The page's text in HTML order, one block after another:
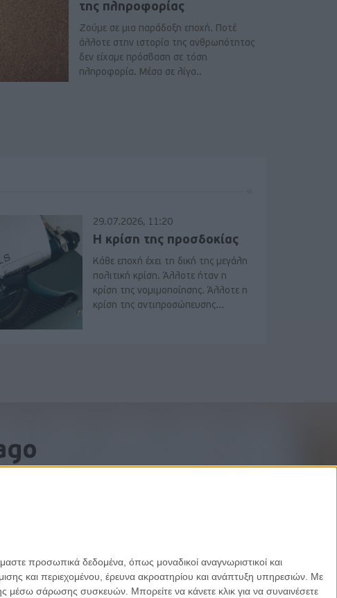
προσωπικά δεδομένα, όπως μοναδικοί αναγνωριστικοί και
και περιεχομένου, έρευνα ακροατηρίου και ανάπτυξη υπηρεσιών. Με
μέσω σάρωσης συσκευών. Μπορείτε να κάνετε κλικ για να συναινέσετε
της πληροφορίας
Ζούμε σε μια παράδοξη εποχή. Ποτέ
άλλοτε στην ιστορία της ανθρωπότητας
δεν είχαμε πρόσβαση σε τόση
πληροφορία. Μέσα σε λίγα..
29.07.2026, 11:20
Η κρίση της προσδοκίας
Κάθε εποχή έχει τη δική της μεγάλη
πολιτική κρίση. Άλλοτε ήταν η
κρίση της νομιμοποίησης. Άλλοτε η
κρίση της αντιπροσώπευσης...